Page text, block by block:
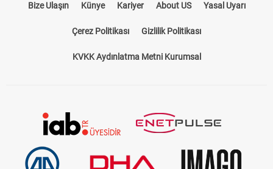
Bize Ulaşın Künye Kariyer About US Yasal Uyarı
Çerez Politikası Gizlilik Politikası
KVKK Aydınlatma Metni Kurumsal